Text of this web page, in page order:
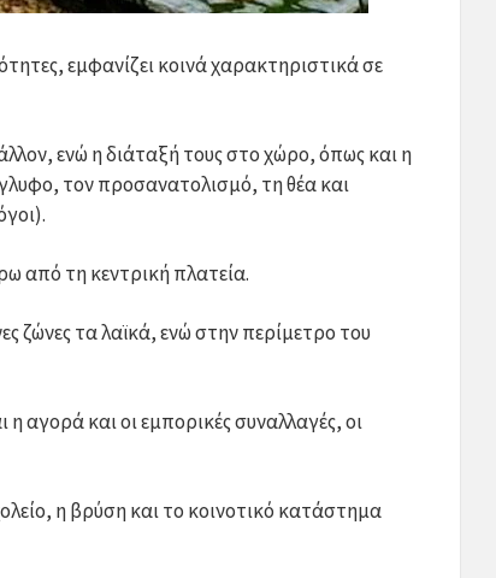
εμφανίζει κοινά χαρακτηριστικά σε
ενώ η διάταξή τους στο χώρο, όπως και η
τον προσανατολισμό, τη θέα και
από τη κεντρική πλατεία.
ζώνες τα λαϊκά, ενώ στην περίμετρο του
η αγορά και οι εμπορικές συναλλαγές, οι
η βρύση και το κοινοτικό κατάστημα